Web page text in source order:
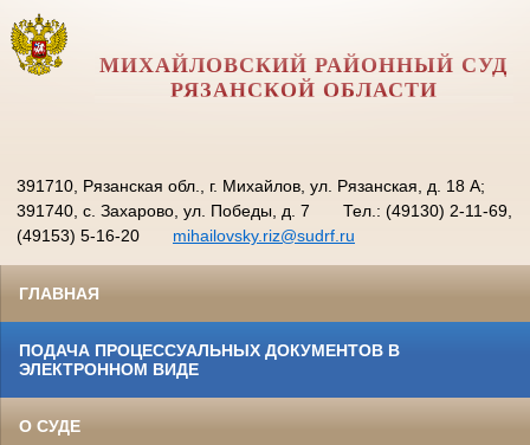
МИХАЙЛОВСКИЙ РАЙОННЫЙ СУД
РЯЗАНСКОЙ ОБЛАСТИ
391710, Рязанская обл., г. Михайлов, ул. Рязанская, д. 18 А;
391740, с. Захарово, ул. Победы, д. 7
Тел.: (49130) 2-11-69,
(49153) 5-16-20
mihailovsky.riz@sudrf.ru
ГЛАВНАЯ
ПОДАЧА ПРОЦЕССУАЛЬНЫХ ДОКУМЕНТОВ В
ЭЛЕКТРОННОМ ВИДЕ
О СУДЕ